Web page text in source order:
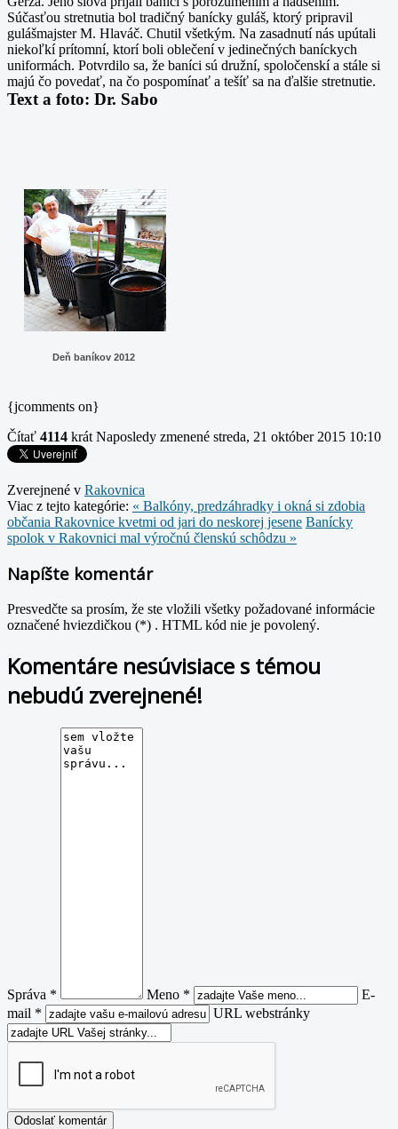
Súčasťou stretnutia bol tradičný banícky guláš, ktorý pripravil
gulášmajster M. Hlaváč. Chutil všetkým. Na zasadnutí nás upútali
niekoľkí prítomní, ktorí boli oblečení v jedinečných baníckych
uniformách. Potvrdilo sa, že baníci sú družní, spoločenskí a stále si
majú čo povedať, na čo pospomínať a tešíť sa na ďalšie stretnutie.
Text a foto: Dr. Sabo
Deň baníkov 2012
{jcomments on}
Čítať 4114 krát Naposledy zmenené streda, 21 október 2015 10:10
Zverejnené v Rakovnica
Viac z tejto kategórie: « Balkóny, predzáhradky i okná si zdobia
občania Rakovnice kvetmi od jari do neskorej jesene Banícky
spolok v Rakovnici mal výročnú členskú schôdzu »
Napíšte komentár
Presvedčte sa prosím, že ste vložili všetky požadované informácie
označené hviezdičkou (*) . HTML kód nie je povolený.
Komentáre nesúvisiace s témou
nebudú zverejnené!
Správa * Meno *
E-
mail *
URL webstránky